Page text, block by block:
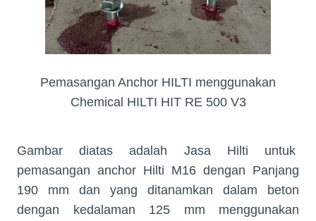
Pemasangan Anchor HILTI menggunakan
Chemical HILTI HIT RE 500 V3
Gambar diatas adalah Jasa Hilti untuk
pemasangan anchor Hilti M16 dengan Panjang
190 mm dan yang ditanamkan dalam beton
dengan kedalaman 125 mm menggunakan